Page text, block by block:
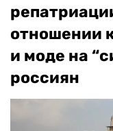
отношении
и моде на
россиян